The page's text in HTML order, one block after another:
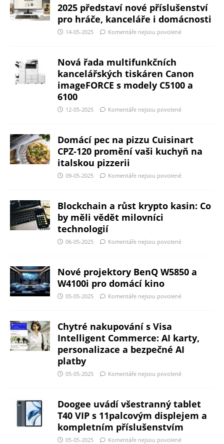
2025 představí nové příslušenství
pro hráče, kanceláře i domácnosti
14-05-2025 Komentáře nejsou povolené
Nová řada multifunkčních
kancelářských tiskáren Canon
imageFORCE s modely C5100 a
6100
12-05-2025 Komentáře nejsou povolené
Domácí pec na pizzu Cuisinart
CPZ-120 promění vaši kuchyň na
italskou pizzerii
09-05-2025 Komentáře nejsou povolené
Blockchain a růst krypto kasin: Co
by měli vědět milovníci
technologií
06-05-2025 Komentáře nejsou povolené
Nové projektory BenQ W5850 a
W4100i pro domácí kino
05-05-2025 Komentáře nejsou povolené
Chytré nakupování s Visa
Intelligent Commerce: AI karty,
personalizace a bezpečné AI
platby
05-05-2025 Komentáře nejsou povolené
Doogee uvádí všestranný tablet
T40 VIP s 11palcovým displejem a
kompletním příslušenstvím
05-05-2025 Komentáře nejsou povolené